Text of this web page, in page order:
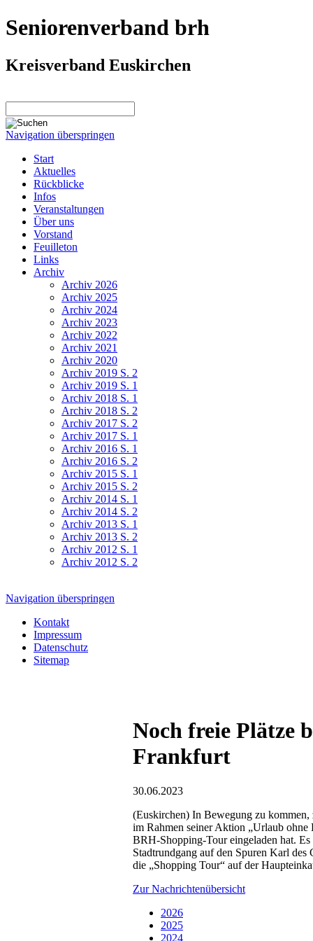
Seniorenverband brh
Kreisverband Euskirchen
Navigation überspringen
Start
Aktuelles
Rückblicke
Infos
Veranstaltungen
Über uns
Vorstand
Feuilleton
Links
Archiv
Archiv 2026
Archiv 2025
Archiv 2024
Archiv 2023
Archiv 2022
Archiv 2021
Archiv 2020
Archiv 2019 S. 2
Archiv 2019 S. 1
Archiv 2018 S. 1
Archiv 2018 S. 2
Archiv 2017 S. 2
Archiv 2017 S. 1
Archiv 2016 S. 1
Archiv 2016 S. 2
Archiv 2015 S. 1
Archiv 2015 S. 2
Archiv 2014 S. 1
Archiv 2014 S. 2
Archiv 2013 S. 1
Archiv 2013 S. 2
Archiv 2012 S. 1
Archiv 2012 S. 2
Navigation überspringen
Kontakt
Impressum
Datenschutz
Sitemap
Noch freie Plätze
Frankfurt
30.06.2023
(Euskirchen) In Bewegung zu
im Rahmen seiner Aktion „Urlaub
BRH-Shopping-Tour eingeladen hat.
Stadtrundgang auf den Spuren Karl
die „Shopping Tour“ auf der
Zur Nachrichtenübersicht
2026
2025
2024